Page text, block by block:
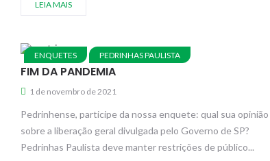
LEIA MAIS
ENQUETES PEDRINHAS PAULISTA
FIM DA PANDEMIA
1 de novembro de 2021
Pedrinhense, participe da nossa enquete: qual sua opinião
sobre a liberação geral divulgada pelo Governo de SP?
Pedrinhas Paulista deve manter restrições de público...